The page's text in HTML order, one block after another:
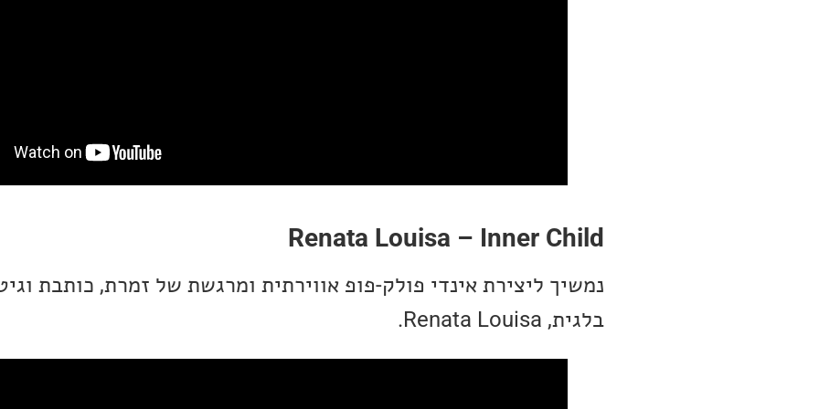
Renata Louisa – Inner Child
נמשיך ליצירת אינדי פולק-פופ אווירתית ומרגשת של זמרת, כותבת
בלגית, Renata Louisa.